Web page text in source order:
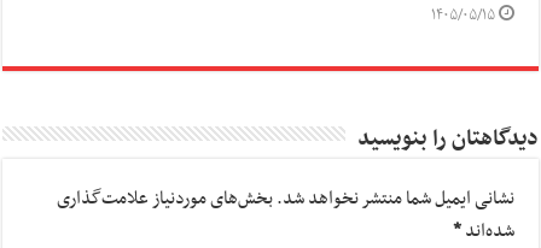
۱۴۰۵/۰۵/۱۵
دیدگاهتان را بنویسید
نشانی ایمیل شما منتشر نخواهد شد.بخش‌های موردنیاز علامت‌گذاری
شده‌اند*